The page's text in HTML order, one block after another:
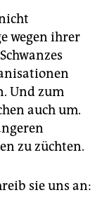
wegen ihrer
Und zum
auch um.
zu züchten.
sie uns an: